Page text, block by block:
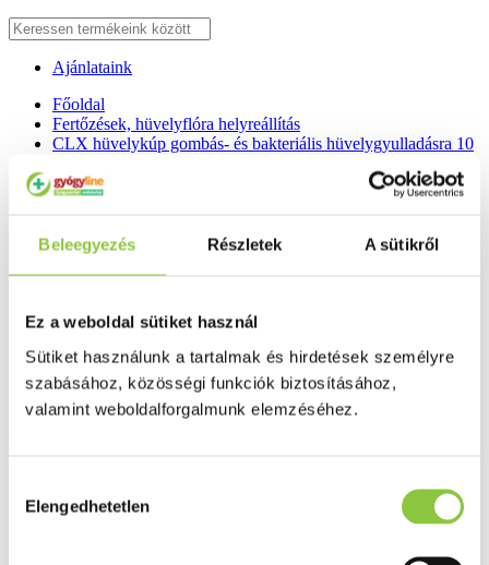
Beleegyezés Részletek A sütikről
Ez a weboldal sütiket használ
Sütiket használunk a tartalmak és hirdetések személyre
szabásához, közösségi funkciók biztosításához,
valamint weboldalforgalmunk elemzéséhez.
kiválasztása
Elengedhetetlen
Ajánlataink
Főoldal
Fertőzések, hüvelyflóra helyreállítás
CLX hüvelykúp gombás- és bakteriális hüvelygyulladásra 10
bakteriális hüvelygyulladásra